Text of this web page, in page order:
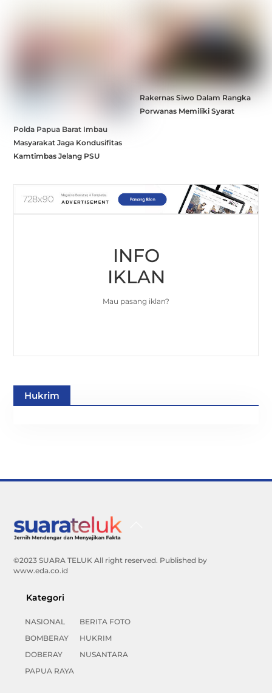
Polda Papua Barat Imbau
Masyarakat Jaga Kondusifitas
Kamtimbas Jelang PSU
Rakernas Siwo Dalam Rangka
Porwanas Memiliki Syarat
INFO
IKLAN
Mau pasang iklan?
Hukrim
©2023 SUARA TELUK All right reserved. Published by
www.eda.co.id
Kategori
NASIONAL
BOMBERAY
DOBERAY
PAPUA RAYA
BERITA FOTO
HUKRIM
NUSANTARA